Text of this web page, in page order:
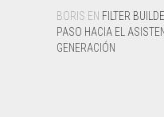
BORIS EN FILTER
PASO HACIA EL
GENERACIÓN